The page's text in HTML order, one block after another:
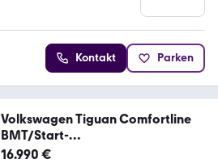
Kontakt Parken
Volkswagen Tiguan Comfortline
BMT/Start-
Stopp*AUTOMATIK*EU6
16.990 €